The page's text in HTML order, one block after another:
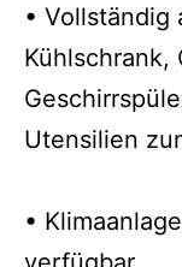
• Vollständig
Kühlschrank,
Utensilien
•